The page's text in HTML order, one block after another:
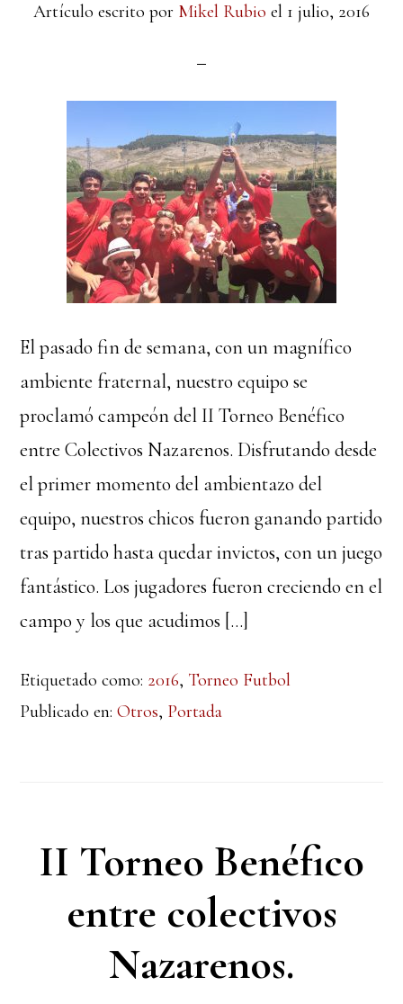
Artículo escrito por Mikel Rubio el 1 julio, 2016
El pasado fin de semana, con un magnífico
ambiente fraternal, nuestro equipo se
proclamó campeón del II Torneo Benéfico
entre Colectivos Nazarenos. Disfrutando desde
el primer momento del ambientazo del
equipo, nuestros chicos fueron ganando partido
tras partido hasta quedar invictos, con un juego
fantástico. Los jugadores fueron creciendo en el
campo y los que acudimos […]
Etiquetado como: 2016, Torneo Futbol
Publicado en:Otros, Portada
II Torneo Benéfico
entre colectivos
Nazarenos.